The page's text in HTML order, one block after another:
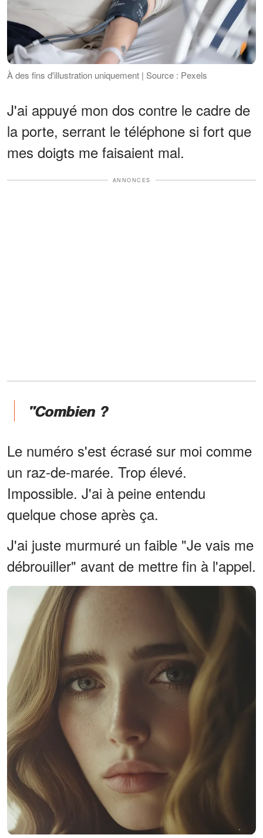
À des fins d'illustration uniquement | Source : Pexels
J'ai appuyé mon dos contre le cadre de
la porte, serrant le téléphone si fort que
mes doigts me faisaient mal.
ANNONCES
"Combien ?
Le numéro s'est écrasé sur moi comme
un raz-de-marée. Trop élevé.
Impossible. J'ai à peine entendu
quelque chose après ça.
J'ai juste murmuré un faible "Je vais me
débrouiller" avant de mettre fin à l'appel.